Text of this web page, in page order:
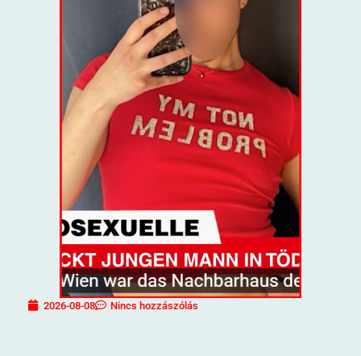
2026-08-08 Nincs hozzászólás